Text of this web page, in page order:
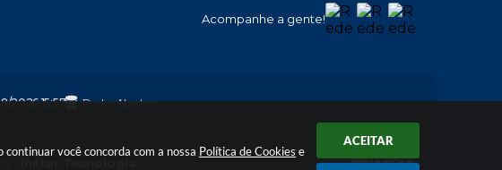
você concorda com a nossa Política de Cookies e
ACEITAR
Acompanhe a gente!
2026 15:57 Dados Abertos